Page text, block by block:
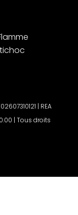
| REA
| Tous droits